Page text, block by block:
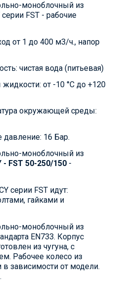
моноблочный из
FST - рабочие
от 1 до 400 м3/ч., напор
чистая вода (питьевая)
от -10 °C до +120
окружающей среды:
давление: 16 Бар.
моноблочный из
- FST 50-250/150 -
серии FST идут:
гайками и
моноблочный из
EN733. Корпус
из чугуна, с
Рабочее колесо из
зависимости от модели.